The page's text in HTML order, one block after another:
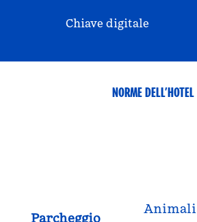
Chiave digitale
NORME DELL’HOTEL
Parcheggio
Animali